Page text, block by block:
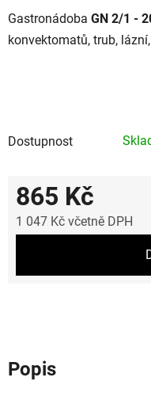
Gastronádoba GN 2/1 -
konvektomatů, trub,
Dostupnost
865 Kč
1 047 Kč včetně DPH
Popis